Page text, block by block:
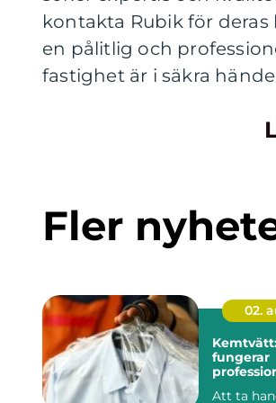
kontakta Rubik för
en pålitlig och
fastighet är i säkra
Fler
02.
fungerar
Att ta